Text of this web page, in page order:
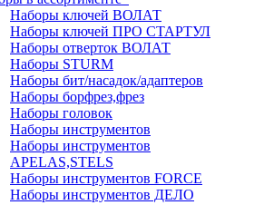
Наборы ключей ВОЛАТ
Наборы ключей ПРО СТАРТУЛ
Наборы отверток ВОЛАТ
Наборы STURM
Наборы бит/насадок/адаптеров
Наборы борфрез,фрез
Наборы головок
Наборы инструментов
Наборы инструментов
APELAS,STELS
Наборы инструментов FORCE
Наборы инструментов ДЕЛО